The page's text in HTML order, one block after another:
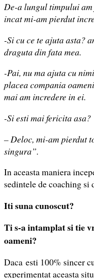
De-a lungul timpului am
incat mi-am pierdut
-Si cu ce te ajuta asta?
draguta din fata mea.
-Pai, nu ma ajuta cu
placea compania
mai am incredere in ei.
-Si esti mai fericita asa?
– Deloc, mi-am pierdut
singura”.
In aceasta maniera
sedintele de coaching si
Iti suna cunoscut?
Ti s-a intamplat si tie
oameni?
Daca esti 100% sincer
experimentat aceasta